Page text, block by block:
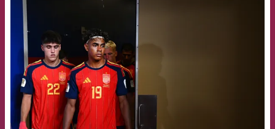
FCB Barcelona badge